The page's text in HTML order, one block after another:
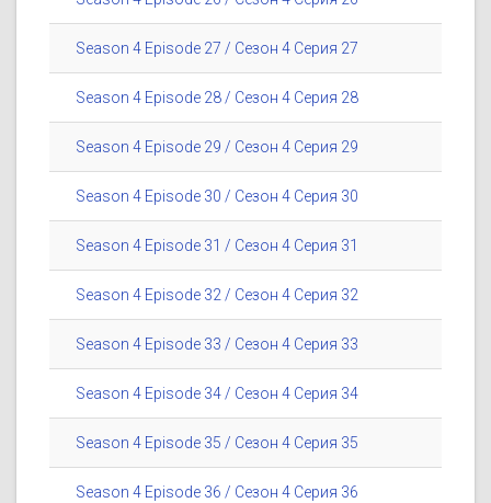
Season 4 Episode 27 / Сезон 4 Серия 27
Season 4 Episode 28 / Сезон 4 Серия 28
Season 4 Episode 29 / Сезон 4 Серия 29
Season 4 Episode 30 / Сезон 4 Серия 30
Season 4 Episode 31 / Сезон 4 Серия 31
Season 4 Episode 32 / Сезон 4 Серия 32
Season 4 Episode 33 / Сезон 4 Серия 33
Season 4 Episode 34 / Сезон 4 Серия 34
Season 4 Episode 35 / Сезон 4 Серия 35
Season 4 Episode 36 / Сезон 4 Серия 36